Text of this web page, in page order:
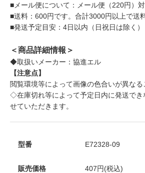
■メール便について：メール便（220円）対
■送料：600円です。合計3000円以上で送
■発送予定目安：4日以内（日祝日は除く）
＜商品詳細情報＞
◆取扱いメーカー：協進エル
【注意点】
閲覧環境等によって画像の色合いが異なる
◇在庫切れ等によって予定日内に発送でき
せていただきます。
型番 E72328-09
販売価格 407円(税込)